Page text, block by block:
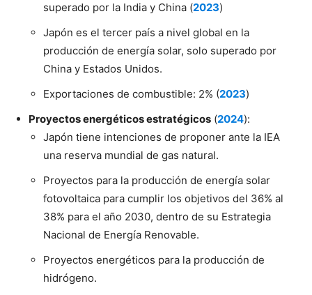
superado por la India y China (2023)
Japón es el tercer país a nivel global en la
producción de energía solar, solo superado por
China y Estados Unidos.
Exportaciones de combustible: 2% (2023)
Proyectos energéticos estratégicos (2024):
Japón tiene intenciones de proponer ante la IEA
una reserva mundial de gas natural.
Proyectos para la producción de energía solar
fotovoltaica para cumplir los objetivos del 36% al
38% para el año 2030, dentro de su Estrategia
Nacional de Energía Renovable.
Proyectos energéticos para la producción de
hidrógeno.